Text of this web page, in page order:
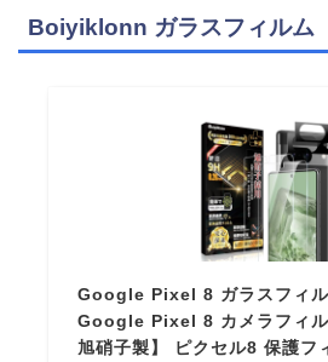
Boiyiklonn ガラスフィルム
Google Pixel 8 ガラスフィ
Google Pixel 8 カメラフィ
旭硝子製】 ピクセル8 保護フ